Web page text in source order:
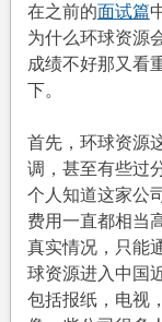
在之前的面试篇
为什么环球资源
成绩不好那又看
下。
首先，环球资源
调，甚至有些过
个人知道这家公
费用一直都相当
真实情况，只能
球资源进入中国
包括报纸，电视